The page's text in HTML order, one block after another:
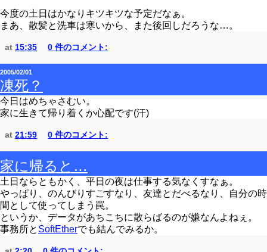
今度の土日はかなりキツキツな予定だなぁ。
まあ、散髪と洗車は寒いから、また後回しだろうな…。
at 15:35 0 件のコメント:
2005/02/01
凍死？
今日はめちゃさむい。
家に生きて帰り着くか心配です(汗)
at 21:59 0 件のコメント:
家に帰ると…
土日ならともかく、平日の夜は仕事する気なくすなぁ。
やっぱり、のんびりすごすなり、友達とだべるなり、自分の時
間として使ってしまう罠。
というか、データがあちこちに散らばるのが嫌なんよねぇ。
事務所と SoftEtherでも結んでみるか。